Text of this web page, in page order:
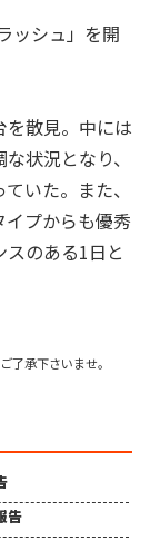
ッシュ」を開
散見。中には
状況となり、
いた。また、
プからも優秀
のある1日と
了承下さいませ。
告